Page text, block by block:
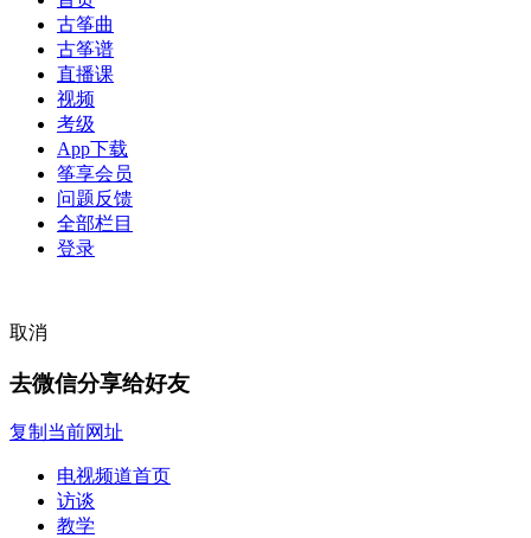
古筝曲
古筝谱
直播课
视频
考级
App下载
筝享会员
问题反馈
全部栏目
登录
取消
去微信分享给好友
复制当前网址
电视频道首页
访谈
教学